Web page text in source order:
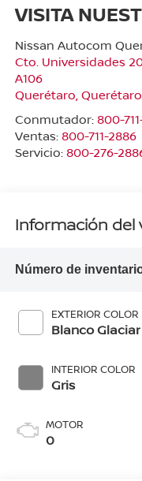
VISITA
Nissan Autocom
Cto. Universidades
A106
Querétaro, Querétaro
Conmutador: 800-
Ventas: 800-711-2886
Servicio: 800-276-
Información del
Número de
EXTERIOR COLOR
Blanco Glaciar
INTERIOR COLOR
Gris
MOTOR
0